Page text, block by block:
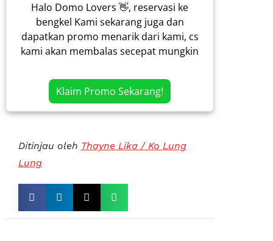
Halo Domo Lovers 👋, reservasi ke
bengkel Kami sekarang juga dan
dapatkan promo menarik dari kami, cs
kami akan membalas secepat mungkin
Klaim Promo Sekarang!
Ditinjau oleh Thayne Lika / Ko Lung
Lung